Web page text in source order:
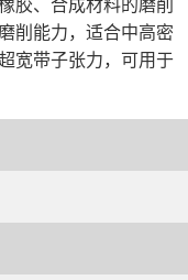
胶、合成材料的磨削
削能力，适合中高密
宽带子张力，可用于